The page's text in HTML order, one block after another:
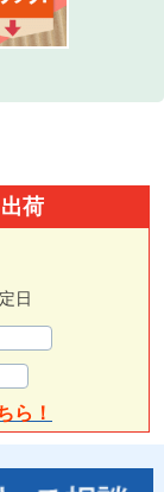
荷
日
ら！